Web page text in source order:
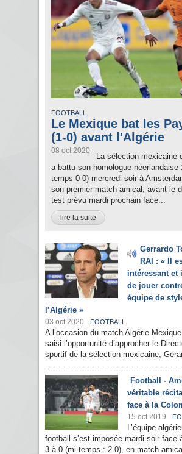
FOOTBALL
Le Mexique bat les
(1-0) avant l'Algérie
08 oct 2020
La sélection mexicaine
a battu son homologue néerlandaise
temps 0-0) mercredi soir à
son premier match amical, avant le
test prévu mardi prochain face...
lire la suite
Gerrardo
RAI : « Il
intéressant et
de jouer
équipe de
l’Algérie »
03 oct 2020 FOOTBALL
A l’occasion du match Algérie-
saisi l’opportunité d’approcher le
sportif de la sélection mexicaine,
Football -
véritable
face à la
15 oct 2019
L’équipe
football s’est imposée mardi soir face
3 à 0 (mi-temps : 2-0), en match